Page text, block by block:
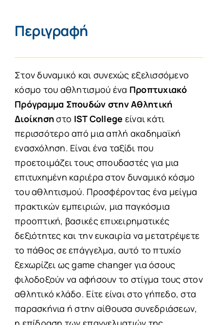
Περιγραφή
Στον δυναμικό και συνεχώς εξελισσόμενο
κόσμο του αθλητισμού ένα Προπτυχιακό
Πρόγραμμα Σπουδών στην Αθλητική
Διοίκησηστο IST College είναι κάτι
περισσότερο από μια απλή ακαδημαϊκή
ενασχόληση. Είναι ένα ταξίδι που
προετοιμάζει τους σπουδαστές για μια
επιτυχημένη καριέρα στον δυναμικό κόσμο
του αθλητισμού. Προσφέροντας ένα μείγμα
πρακτικών εμπειριών, μια παγκόσμια
προοπτική, βασικές επιχειρηματικές
δεξιότητες και την ευκαιρία να μετατρέψετε
το πάθος σε επάγγελμα, αυτό το πτυχίο
ξεχωρίζει ως game changer για όσους
φιλοδοξούν να αφήσουν το στίγμα τους στον
αθλητικό κλάδο. Είτε είναι στο γήπεδο, στα
παρασκήνια ή στην αίθουσα συνεδριάσεων,